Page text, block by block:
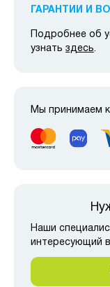
ГАРАНТИИ И
Подробнее об
узнать здесь.
Мы принимаем
Наши
интересующий